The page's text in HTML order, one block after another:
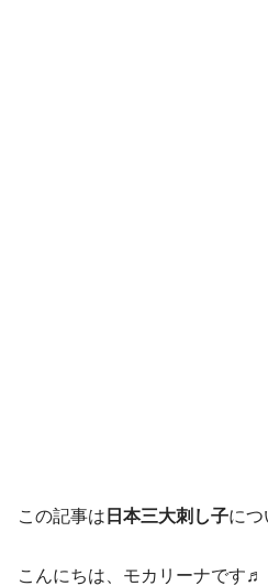
この記事は 日本三大刺し子につ
こんにちは、モカリーナです♬